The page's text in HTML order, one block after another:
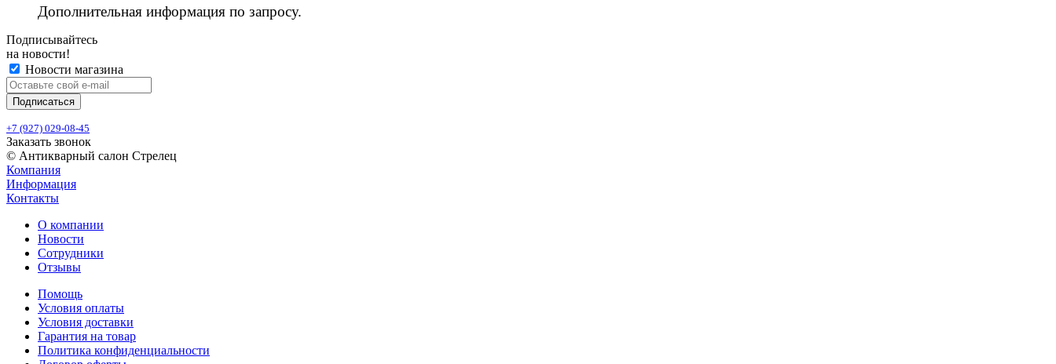
Дополнительная информация по запросу.
Подписывайтесь
на новости!
Новости магазина
+7 (927) 029-08-45
Заказать звонок
© Антикварный салон Стрелец
Компания
Информация
Контакты
О компании
Новости
Сотрудники
Отзывы
Помощь
Условия оплаты
Условия доставки
Гарантия на товар
Политика конфиденциальности